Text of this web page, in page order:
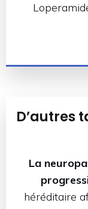
D’autres
La
héréditaire